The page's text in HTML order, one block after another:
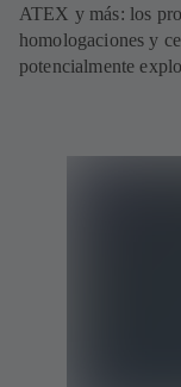
ATEX y más: los
homologaciones y
potencialmente